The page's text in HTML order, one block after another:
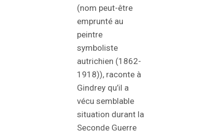
(nom peut-être
emprunté au
peintre
symboliste
autrichien (1862-
1918)), raconte à
Gindrey qu’il a
vécu semblable
situation durant la
Seconde Guerre